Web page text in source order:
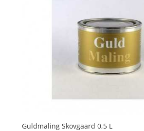
Guldmaling Skovgaard 0,5 L